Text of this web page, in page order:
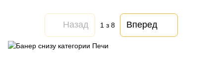
Назад 1 з 8 Вперед